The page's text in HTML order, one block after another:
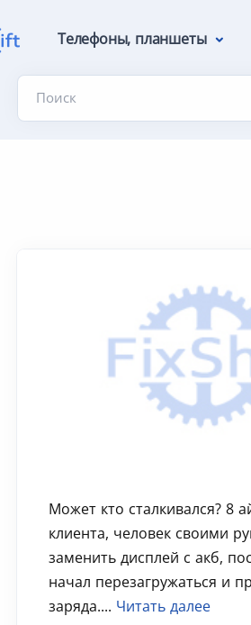
Телефоны, планшеты
Поиск
Может кто сталкивался? 8
клиента, человек своими
заменить дисплей с акб,
начал перезагружаться и
заряда.... Читать далее